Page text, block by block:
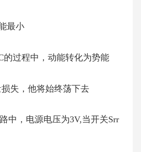
最小
的过程中，动能转化为势能
失，他将始终荡下去
中，电源电压为3V,当开关Srr